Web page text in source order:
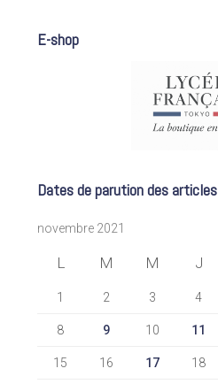
E-shop
Dates de parution des articles
novembre 2021
L M M J
1 2 3 4
8 9 10 11
15 16 17 18